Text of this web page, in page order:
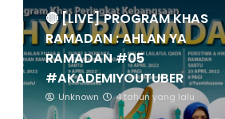
🔴 [LIVE] PROGRAM KHAS
RAMADAN : AHLAN YA
RAMADAN #05
#AKADEMIYOUTUBER
Unknown 4 tahun yang lalu